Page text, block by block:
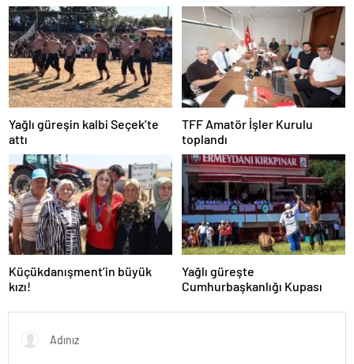
Yağlı güreşin kalbi Seçek’te
attı
TFF Amatör İşler Kurulu
toplandı
Küçükdanışment’in büyük
kızı!
Yağlı güreşte
Cumhurbaşkanlığı Kupası